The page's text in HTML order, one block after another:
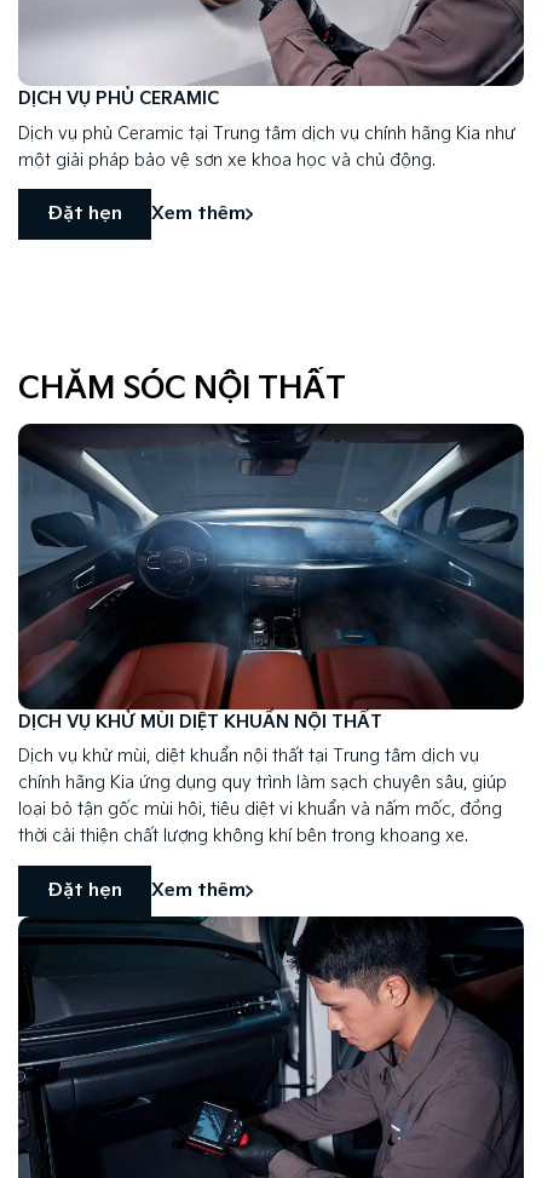
DỊCH VỤ PHỦ CERAMIC
Dịch vụ phủ Ceramic tại Trung tâm dịch vụ chính hãng Kia như
một giải pháp bảo vệ sơn xe khoa học và chủ động.
Đặt hẹn Xem thêm
CHĂM SÓC NỘI THẤT
DỊCH VỤ KHỬ MÙI DIỆT KHUẨN NỘI THẤT
Dịch vụ khử mùi, diệt khuẩn nội thất tại Trung tâm dịch vụ
chính hãng Kia ứng dụng quy trình làm sạch chuyên sâu, giúp
loại bỏ tận gốc mùi hôi, tiêu diệt vi khuẩn và nấm mốc, đồng
thời cải thiện chất lượng không khí bên trong khoang xe.
Đặt hẹn Xem thêm